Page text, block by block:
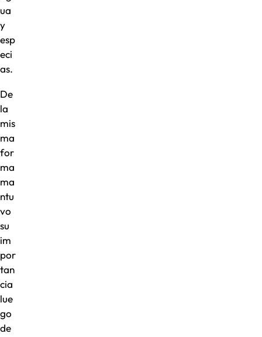
ua
y
esp
eci
as.
De
la
mis
ma
for
ma
ma
ntu
vo
su
im
por
tan
cia
lue
go
de